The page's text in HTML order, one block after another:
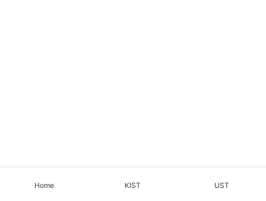
Home KIST UST